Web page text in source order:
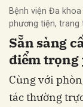
Bệnh viện Đa
phương tiện, trang
Sẵn sàng
điểm trọng
Cùng với
tác thường